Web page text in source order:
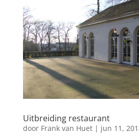
Uitbreiding restaurant
door Frank van Huet| jun 11,